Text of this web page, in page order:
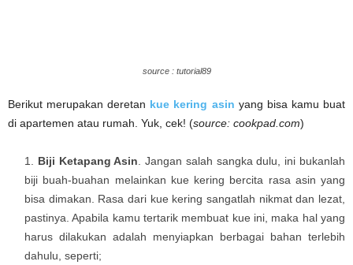
source : tutorial89
Berikut merupakan deretan kue kering asin yang bisa kamu buat
di apartemen atau rumah. Yuk, cek! (source: cookpad.com)
Biji Ketapang Asin . Jangan salah sangka dulu, ini bukanlah
biji buah-buahan melainkan kue kering bercita rasa asin yang
bisa dimakan. Rasa dari kue kering sangatlah nikmat dan lezat,
pastinya. Apabila kamu tertarik membuat kue ini, maka hal yang
harus dilakukan adalah menyiapkan berbagai bahan terlebih
dahulu, seperti;